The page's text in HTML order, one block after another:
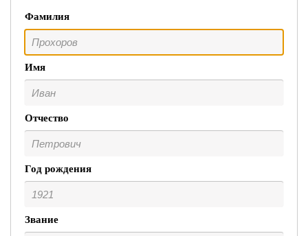
Фамилия
Имя
Отчество
Год рождения
Звание